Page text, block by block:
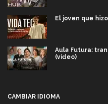
El joven que
Aula Futura:
(video)
CAMBIAR IDIOMA